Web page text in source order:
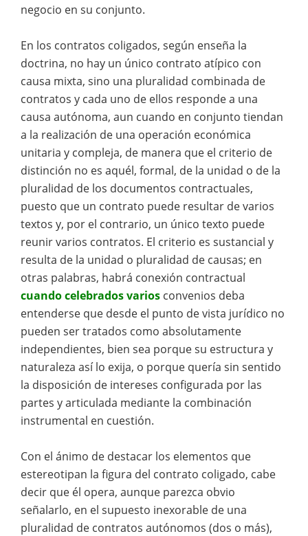
negocio en su conjunto.
En los contratos coligados, según enseña la
doctrina, no hay un único contrato atípico con
causa mixta, sino una pluralidad combinada de
contratos y cada uno de ellos responde a una
causa autónoma, aun cuando en conjunto tiendan
a la realización de una operación económica
unitaria y compleja, de manera que el criterio de
distinción no es aquél, formal, de la unidad o de la
pluralidad de los documentos contractuales,
puesto que un contrato puede resultar de varios
textos y, por el contrario, un único texto puede
reunir varios contratos. El criterio es sustancial y
resulta de la unidad o pluralidad de causas; en
otras palabras, habrá conexión contractual
cuando celebrados varios convenios deba
entenderse que desde el punto de vista jurídico no
pueden ser tratados como absolutamente
independientes, bien sea porque su estructura y
naturaleza así lo exija, o porque quería sin sentido
la disposición de intereses configurada por las
partes y articulada mediante la combinación
instrumental en cuestión.
Con el ánimo de destacar los elementos que
estereotipan la figura del contrato coligado, cabe
decir que él opera, aunque parezca obvio
señalarlo, en el supuesto inexorable de una
pluralidad de contratos autónomos (dos o más),